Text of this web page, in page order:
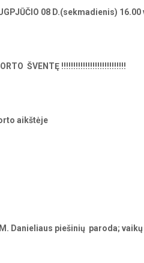
08 D.(sekmadienis) 16.00
ŠVENTĘ !!!!!!!!!!!!!!!!!!!!!!!!!!!
aikštėje
Danieliaus piešinių paroda;